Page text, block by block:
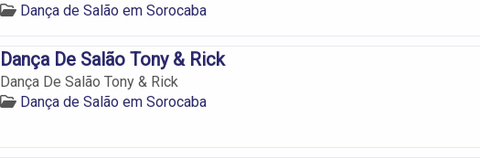
Dança de Salão em Sorocaba
Dança De Salão Tony & Rick
Dança De Salão Tony & Rick
Dança de Salão em Sorocaba